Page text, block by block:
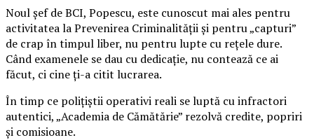
Noul șef de BCI, Popescu, este cunoscut mai ales pentru
activitatea la Prevenirea Criminalității și pentru „capturi”
de crap în timpul liber, nu pentru lupte cu rețele dure.
Când examenele se dau cu dedicație, nu contează ce ai
făcut, ci cine ți-a citit lucrarea.
În timp ce polițiștii operativi reali se luptă cu infractori
autentici, „Academia de Cămătărie” rezolvă credite, popriri
și comisioane.